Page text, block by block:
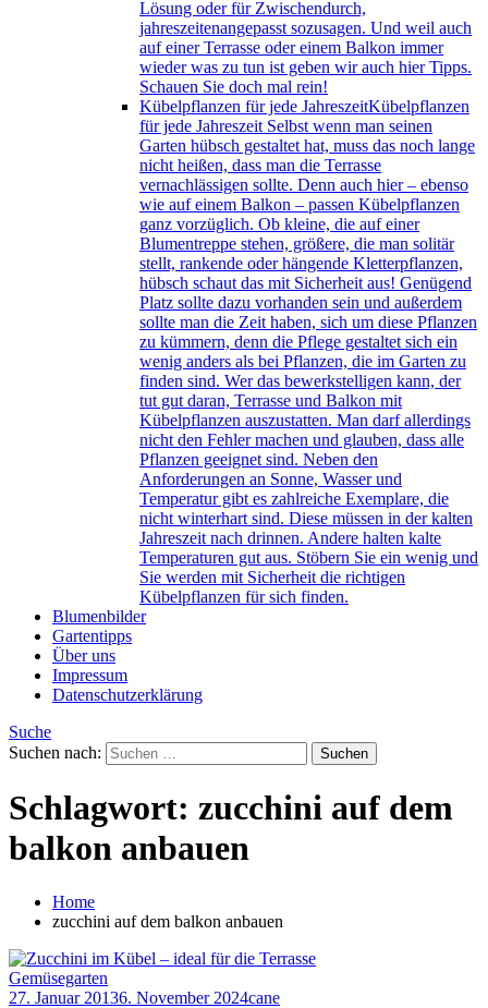
Lösung oder für Zwischendurch,
jahreszeitenangepasst sozusagen. Und weil auch
auf einer Terrasse oder einem Balkon immer
wieder was zu tun ist geben wir auch hier Tipps.
Schauen Sie doch mal rein!
Kübelpflanzen für jede JahreszeitKübelpflanzen
für jede Jahreszeit Selbst wenn man seinen
Garten hübsch gestaltet hat, muss das noch lange
nicht heißen, dass man die Terrasse
vernachlässigen sollte. Denn auch hier – ebenso
wie auf einem Balkon – passen Kübelpflanzen
ganz vorzüglich. Ob kleine, die auf einer
Blumentreppe stehen, größere, die man solitär
stellt, rankende oder hängende Kletterpflanzen,
hübsch schaut das mit Sicherheit aus! Genügend
Platz sollte dazu vorhanden sein und außerdem
sollte man die Zeit haben, sich um diese Pflanzen
zu kümmern, denn die Pflege gestaltet sich ein
wenig anders als bei Pflanzen, die im Garten zu
finden sind. Wer das bewerkstelligen kann, der
tut gut daran, Terrasse und Balkon mit
Kübelpflanzen auszustatten. Man darf allerdings
nicht den Fehler machen und glauben, dass alle
Pflanzen geeignet sind. Neben den
Anforderungen an Sonne, Wasser und
Temperatur gibt es zahlreiche Exemplare, die
nicht winterhart sind. Diese müssen in der kalten
Jahreszeit nach drinnen. Andere halten kalte
Temperaturen gut aus. Stöbern Sie ein wenig und
Sie werden mit Sicherheit die richtigen
Kübelpflanzen für sich finden.
Blumenbilder
Gartentipps
Über uns
Impressum
Datenschutzerklärung
Suche
Suchen nach:
Schlagwort: zucchini auf dem
balkon anbauen
Home
zucchini auf dem balkon anbauen
Gemüsegarten
27. Januar 20136. November 2024cane